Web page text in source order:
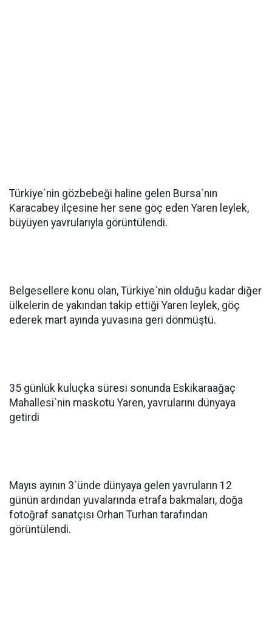
Türkiye`nin gözbebeği haline gelen Bursa`nın
Karacabey ilçesine her sene göç eden Yaren leylek,
büyüyen yavrularıyla görüntülendi.
Belgesellere konu olan, Türkiye`nin olduğu kadar diğer
ülkelerin de yakından takip ettiği Yaren leylek, göç
ederek mart ayında yuvasına geri dönmüştü.
35 günlük kuluçka süresi sonunda Eskikaraağaç
Mahallesi`nin maskotu Yaren, yavrularını dünyaya
getirdi
Mayıs ayının 3`ünde dünyaya gelen yavruların 12
günün ardından yuvalarında etrafa bakmaları, doğa
fotoğraf sanatçısı Orhan Turhan tarafından
görüntülendi.